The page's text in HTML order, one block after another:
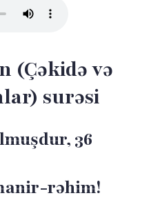
(Çəkidə və
surəsi
36
rəhim!